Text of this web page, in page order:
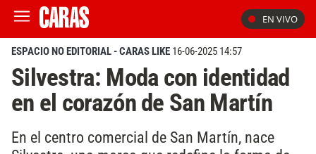
EN VIVO
ESPACIO NO EDITORIAL - CARAS LIKE 16-06-2025 14:57
Silvestra: Moda con identidad
en el corazón de San Martín
En el centro comercial de San Martín, nace